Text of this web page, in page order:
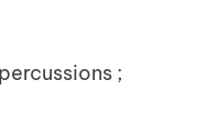
;